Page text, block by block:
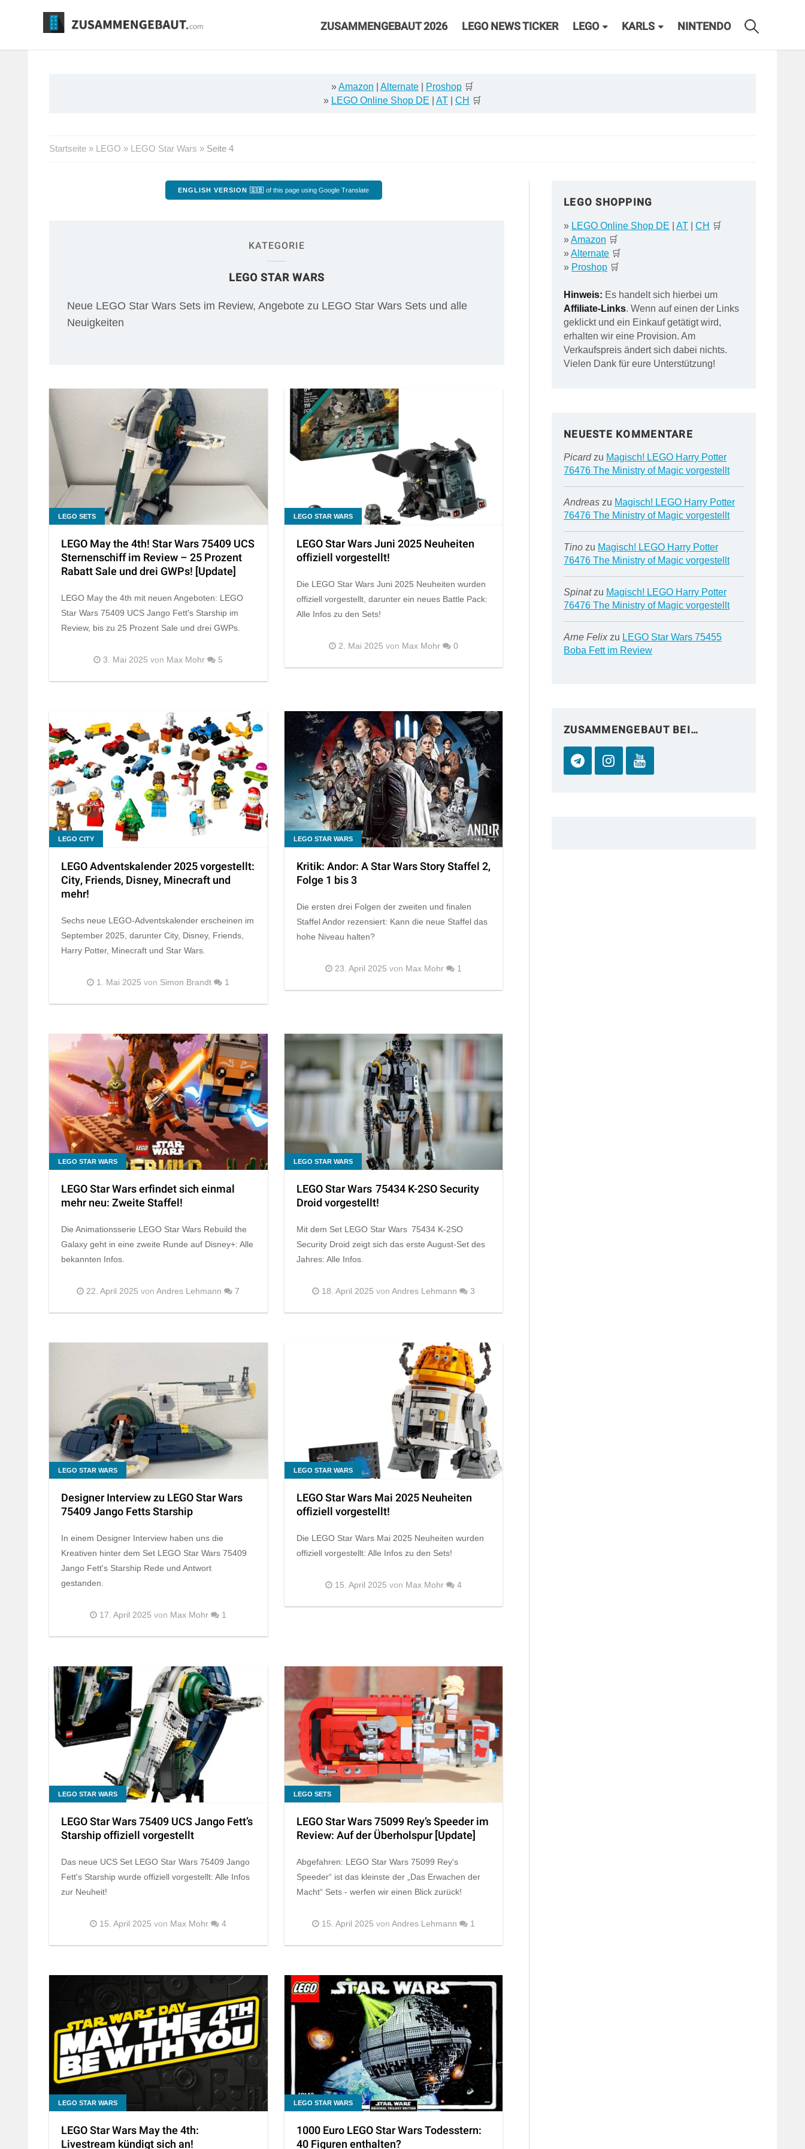
ZUSAMMENGEBAUT 2026 LEGO NEWS TICKER LEGO KARLS NINTENDO
»Amazon Alternate Proshop 🛒
» LEGO Online Shop DE AT CH 🛒
Startseite » LEGO » LEGO Star Wars » Seite 4
ENGLISH VERSION 🇬🇧 of this page using Google Translate
KATEGORIE
LEGO STAR WARS
Neue LEGO Star Wars Sets im Review, Angebote zu LEGO Star Wars Sets und alle
Neuigkeiten
LEGO SETS
LEGO May the 4th! Star Wars 75409 UCS
Sternenschiff im Review – 25 Prozent
Rabatt Sale und drei GWPs! [Update]
LEGO May the 4th mit neuen Angeboten: LEGO
Star Wars 75409 UCS Jango Fett's Starship im
Review, bis zu 25 Prozent Sale und drei GWPs.
3. Mai 2025 von Max Mohr 5
LEGO STAR WARS
LEGO Star Wars Juni 2025 Neuheiten
offiziell vorgestellt!
Die LEGO Star Wars Juni 2025 Neuheiten wurden
offiziell vorgestellt, darunter ein neues Battle Pack:
Alle Infos zu den Sets!
2. Mai 2025 von Max Mohr 0
LEGO CITY
LEGO Adventskalender 2025 vorgestellt:
City, Friends, Disney, Minecraft und
mehr!
Sechs neue LEGO-Adventskalender erscheinen im
September 2025, darunter City, Disney, Friends,
Harry Potter, Minecraft und Star Wars.
1. Mai 2025 von Simon Brandt 1
LEGO STAR WARS
Kritik: Andor: A Star Wars Story Staffel 2,
Folge 1 bis 3
Die ersten drei Folgen der zweiten und finalen
Staffel Andor rezensiert: Kann die neue Staffel das
hohe Niveau halten?
23. April 2025 von Max Mohr 1
LEGO STAR WARS
LEGO Star Wars erfindet sich einmal
mehr neu: Zweite Staffel!
Die Animationsserie LEGO Star Wars Rebuild the
Galaxy geht in eine zweite Runde auf Disney+: Alle
bekannten Infos.
22. April 2025 vonAndres Lehmann 7
LEGO STAR WARS
LEGO Star Wars 75434 K-2SO Security
Droid vorgestellt!
Mit dem Set LEGO Star Wars 75434 K-2SO
Security Droid zeigt sich das erste August-Set des
Jahres: Alle Infos.
18. April 2025 vonAndres Lehmann 3
LEGO STAR WARS
Designer Interview zu LEGO Star Wars
75409 Jango Fetts Starship
In einem Designer Interview haben uns die
Kreativen hinter dem Set LEGO Star Wars 75409
Jango Fett's Starship Rede und Antwort
gestanden.
17. April 2025 von Max Mohr 1
LEGO STAR WARS
LEGO Star Wars Mai 2025 Neuheiten
offiziell vorgestellt!
Die LEGO Star Wars Mai 2025 Neuheiten wurden
offiziell vorgestellt: Alle Infos zu den Sets!
15. April 2025 von Max Mohr 4
LEGO STAR WARS
LEGO Star Wars 75409 UCS Jango Fett’s
Starship offiziell vorgestellt
Das neue UCS Set LEGO Star Wars 75409 Jango
Fett's Starship wurde offiziell vorgestellt: Alle Infos
zur Neuheit!
15. April 2025 von Max Mohr 4
LEGO SETS
LEGO Star Wars 75099 Rey’s Speeder im
Review: Auf der Überholspur [Update]
Abgefahren: LEGO Star Wars 75099 Rey's
Speeder“ ist das kleinste der „Das Erwachen der
Macht“ Sets - werfen wir einen Blick zurück!
15. April 2025 vonAndres Lehmann 1
LEGO STAR WARS
LEGO Star Wars May the 4th:
Livestream kündigt sich an!
LEGO STAR WARS
1000 Euro LEGO Star Wars Todesstern:
40 Figuren enthalten?
LEGO SHOPPING
» LEGO Online Shop DE AT| CH 🛒
»Amazon 🛒
»Alternate🛒
» Proshop🛒
Hinweis: Es handelt sich hierbei um
Affiliate-Links. Wenn auf einen der Links
geklickt und ein Einkauf getätigt wird,
erhalten wir eine Provision. Am
Verkaufspreis ändert sich dabei nichts.
Vielen Dank für eure Unterstützung!
NEUESTE KOMMENTARE
Picardzu Magisch! LEGO Harry Potter
76476 The Ministry of Magic vorgestellt
Andreaszu Magisch! LEGO Harry Potter
76476 The Ministry of Magic vorgestellt
Tinozu Magisch! LEGO Harry Potter
76476 The Ministry of Magic vorgestellt
Spinatzu Magisch! LEGO Harry Potter
76476 The Ministry of Magic vorgestellt
Arne Felixzu LEGO Star Wars 75455
Boba Fett im Review
ZUSAMMENGEBAUT BEI…